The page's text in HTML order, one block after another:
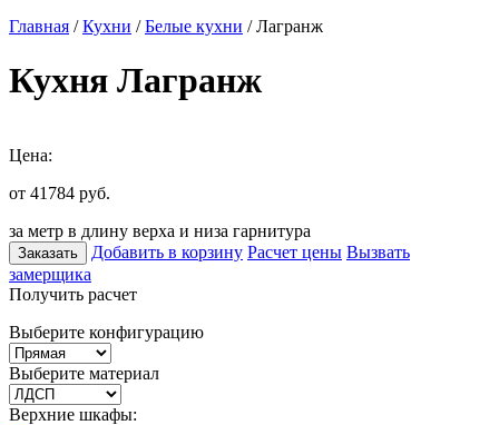
Главная /Кухни /Белые кухни / Лагранж
Кухня Лагранж
Цена:
от 41784 руб.
за метр в длину верха и низа гарнитура
Заказать Добавить в корзину Расчет цены Вызвать
замерщика
Получить расчет
Выберите конфигурацию
Выберите материал
Верхние шкафы: